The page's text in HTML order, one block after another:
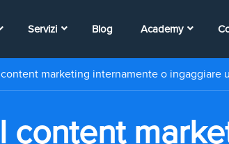
Servizi Blog Academy
marketing internamente o ingaggiare
content